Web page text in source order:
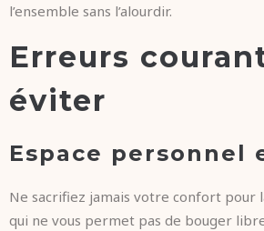
l’ensemble sans l’alourdir.
Erreurs
éviter
Espace personnel
Ne sacrifiez jamais votre confort pour
qui ne vous permet pas de bouger